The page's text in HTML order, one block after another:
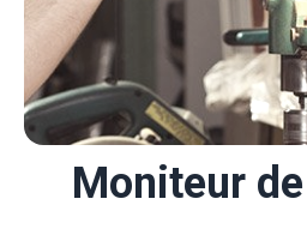
Moniteur